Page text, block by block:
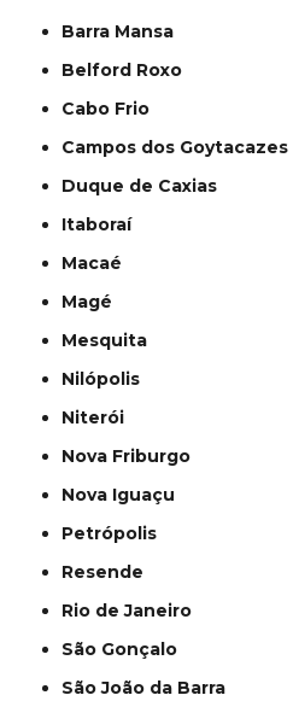
Barra Mansa
Belford Roxo
Cabo Frio
Campos dos Goytacazes
Duque de Caxias
Itaboraí
Macaé
Magé
Mesquita
Nilópolis
Niterói
Nova Friburgo
Nova Iguaçu
Petrópolis
Resende
Rio de Janeiro
São Gonçalo
São João da Barra